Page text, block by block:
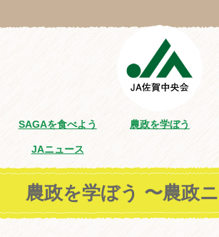
SAGAを食べよう 農政を学ぼう
JAニュース
農政を学ぼう 〜農政